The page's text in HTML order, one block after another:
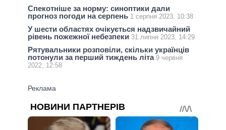
Спекотніше за норму: синоптики дали
прогноз погоди на серпень 1 серпня 2023, 10:38
У шести областях очікується надзвичайний
рівень пожежної небезпеки 31 липня 2023, 14:29
Рятувальники розповіли, скільки українців
потонули за перший тиждень літа 9 червня
2022, 12:58